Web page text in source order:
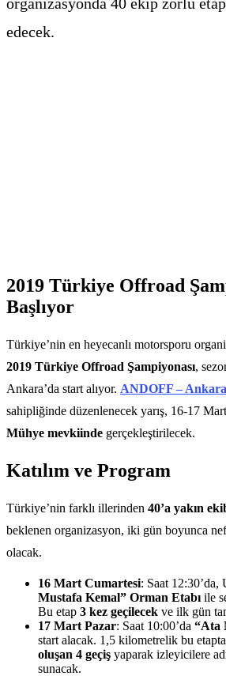
edecek.
2019 Türkiye Offroad
Başlıyor
Türkiye’nin en heyecanlı motorsporu
2019 Türkiye Offroad Şampiyonası,
Ankara’da start alıyor. ANDOFF –
sahipliğinde düzenlenecek yarış, 16-17
Mühye mevkiinde gerçekleştirilecek.
Katılım ve Program
Türkiye’nin farklı illerinden 40’a yakın
beklenen organizasyon, iki gün boyunca
olacak.
16 Mart Cumartesi: Saat
Mustafa Kemal” Orman Etabı ile
Bu etap 3 kez geçilecek ve ilk gün
17 Mart Pazar: Saat 10:00’da “Ata
start alacak. 1,5 kilometrelik bu
oluşan 4 geçiş yaparak izleyicilere
sunacak.